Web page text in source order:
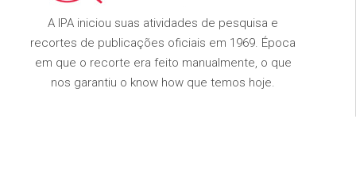
A IPA iniciou suas atividades de pesquisa e
recortes de publicações oficiais em 1969. Época
em que o recorte era feito manualmente, o que
nos garantiu o know how que temos hoje.